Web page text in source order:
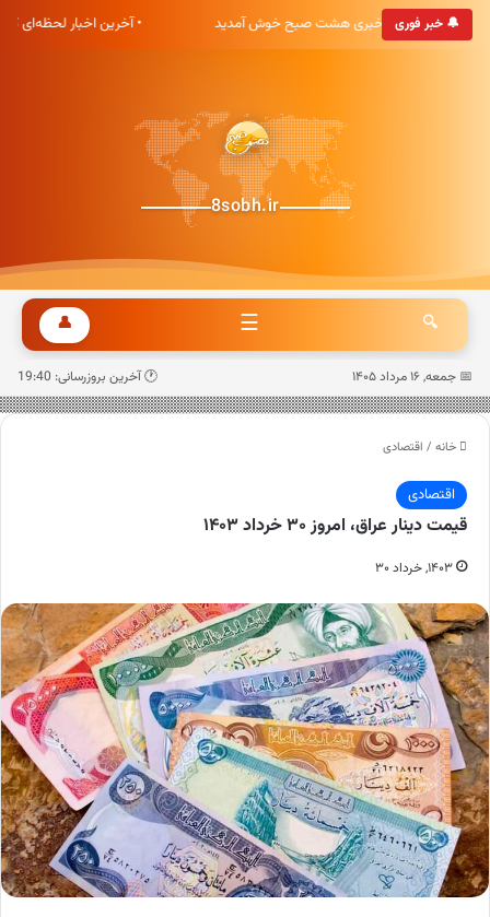
🔔 خبر فوری
• به پایگاه خبری هشت صبح خوش آمدید • آخرین اخبار لحظه‌ای
8sobh.ir
🔍
☰
👤
📅 جمعه, ۱۶ مرداد ۱۴۰۵ 🕐 آخرین بروزرسانی: 19:40
خانه / اقتصادی
اقتصادی
قیمت دینار عراق، امروز ۳۰ خرداد ۱۴۰۳
۱۴۰۳, خرداد ۳۰